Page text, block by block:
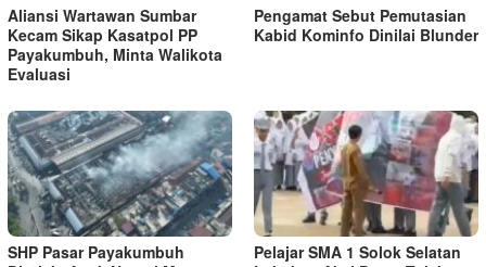
Aliansi Wartawan Sumbar
Kecam Sikap Kasatpol PP
Payakumbuh, Minta Walikota
Evaluasi
Pengamat Sebut Pemutasian
Kabid Kominfo Dinilai Blunder
SHP Pasar Payakumbuh
Pelajar SMA 1 Solok Selatan